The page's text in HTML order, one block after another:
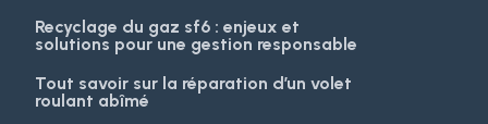
Recyclage du gaz sf6 : enjeux et
solutions pour une gestion responsable
Tout savoir sur la réparation d’un volet
roulant abîmé